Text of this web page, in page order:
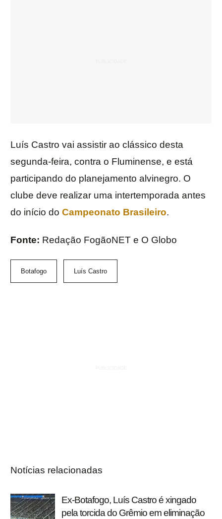
Luís Castro vai assistir ao clássico desta
segunda-feira, contra o Fluminense, e está
participando do planejamento alvinegro. O
clube deve realizar uma intertemporada antes
do início do Campeonato Brasileiro.
Fonte: Redação FogãoNET e O Globo
Botafogo Luís Castro
Notícias relacionadas
Ex-Botafogo, Luís Castro é xingado
pela torcida do Grêmio em eliminação